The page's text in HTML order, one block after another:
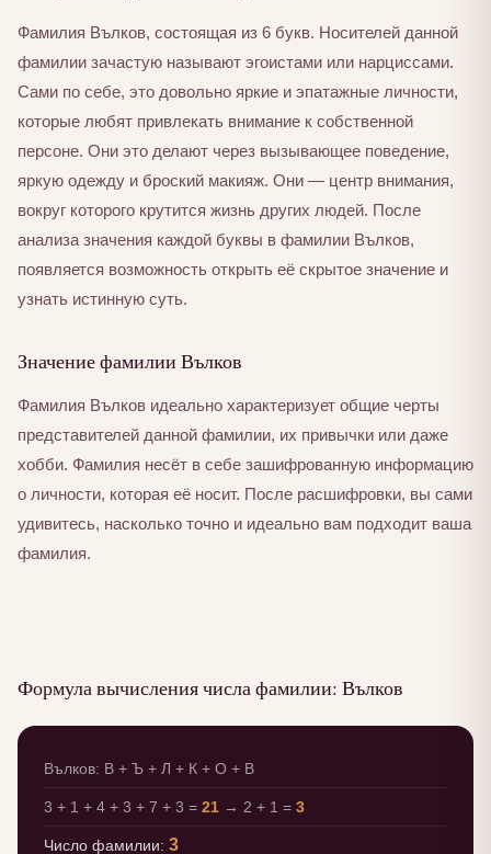
Фамилия Вълков, состоящая из 6 букв. Носителей данной
фамилии зачастую называют эгоистами или нарциссами.
Сами по себе, это довольно яркие и эпатажные личности,
которые любят привлекать внимание к собственной
персоне. Они это делают через вызывающее поведение,
яркую одежду и броский макияж. Они — центр внимания,
вокруг которого крутится жизнь других людей. После
анализа значения каждой буквы в фамилии Вълков,
появляется возможность открыть её скрытое значение и
узнать истинную суть.
Значение фамилии Вълков
Фамилия Вълков идеально характеризует общие черты
представителей данной фамилии, их привычки или даже
хобби. Фамилия несёт в себе зашифрованную информацию
о личности, которая её носит. После расшифровки, вы сами
удивитесь, насколько точно и идеально вам подходит ваша
фамилия.
Формула вычисления числа фамилии: Вълков
Вълков: В + Ъ + Л + К + О + В
3 + 1 + 4 + 3 + 7 + 3 = 21 → 2 + 1 = 3
Число фамилии: 3